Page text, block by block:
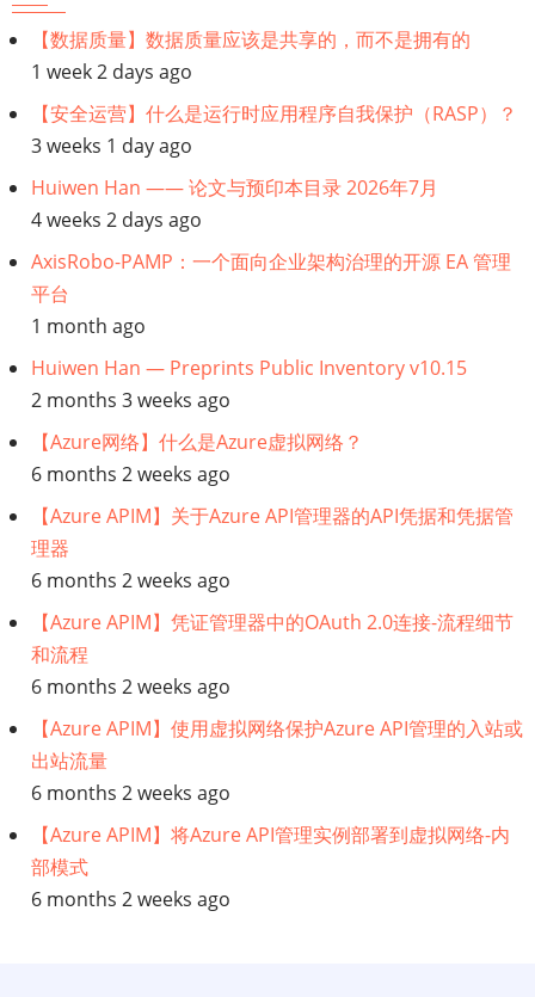
接：
【数
据
产
品
管
理】
数
据
产
品
管
理
的
兴
起
【数据质量】数据质量应该是共享的，而不是拥有的
1 week 2 days ago
【安全运营】什么是运行时应用程序自我保护（RASP）？
3 weeks 1 day ago
Huiwen Han —— 论文与预印本目录 2026年7月
4 weeks 2 days ago
AxisRobo-PAMP：一个面向企业架构治理的开源 EA 管理
平台
1 month ago
Huiwen Han — Preprints Public Inventory v10.15
2 months 3 weeks ago
【Azure网络】什么是Azure虚拟网络？
6 months 2 weeks ago
【Azure APIM】关于Azure API管理器的API凭据和凭据管
理器
6 months 2 weeks ago
【Azure APIM】凭证管理器中的OAuth 2.0连接-流程细节
和流程
6 months 2 weeks ago
【Azure APIM】使用虚拟网络保护Azure API管理的入站或
出站流量
6 months 2 weeks ago
【Azure APIM】将Azure API管理实例部署到虚拟网络-内
部模式
6 months 2 weeks ago